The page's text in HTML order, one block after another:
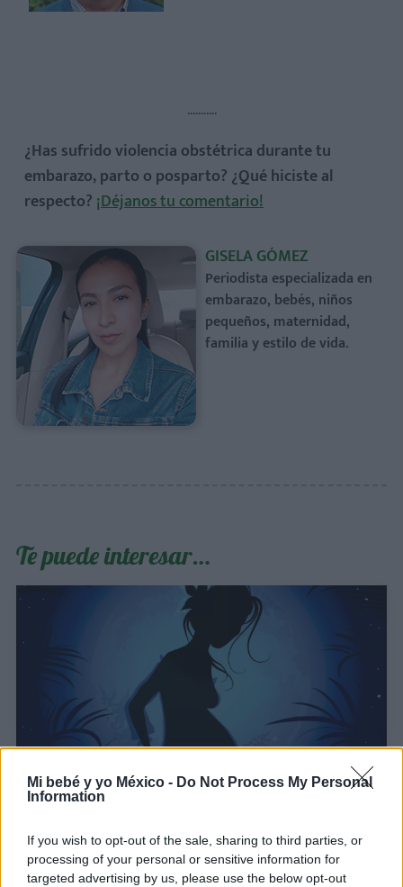
Mi bebé y yo México - Do Not Process My Personal
Information
If you wish to opt-out of the sale, sharing to third parties, or
processing of your personal or sensitive information for
targeted advertising by us, please use the below opt-out
...........
¿Has sufrido violencia obstétrica durante tu
embarazo, parto o posparto? ¿Qué hiciste al
respecto? ¡Déjanos tu comentario!
GISELA GÓMEZ
Periodista especializada en
embarazo, bebés, niños
pequeños, maternidad,
familia y estilo de vida.
Te puede interesar…
Calendario lunar 2026: ¿Influye la luna en el
LEER